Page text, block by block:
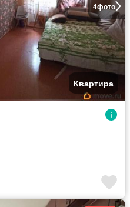
4фото
Квартира